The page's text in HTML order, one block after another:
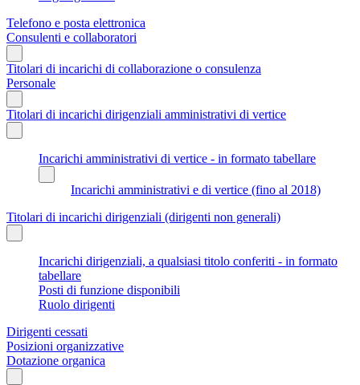
Telefono e posta elettronica
Consulenti e collaboratori
Titolari di incarichi di collaborazione o consulenza
Personale
Titolari di incarichi dirigenziali amministrativi di vertice
Incarichi amministrativi di vertice - in formato tabellare
Incarichi amministrativi e di vertice (fino al 2018)
Titolari di incarichi dirigenziali (dirigenti non generali)
Incarichi dirigenziali, a qualsiasi titolo conferiti - in formato
tabellare
Posti di funzione disponibili
Ruolo dirigenti
Dirigenti cessati
Posizioni organizzative
Dotazione organica